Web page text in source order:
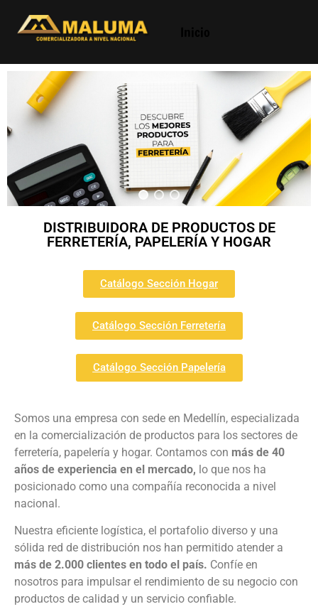
DISTRIBUIDORA DE PRODUCTOS DE
FERRETERÍA, PAPELERÍA Y HOGAR
Catálogo Sección Hogar
Catálogo Sección Ferretería
Catálogo Sección Papelería
Somos una empresa con sede en Medellín, especializada
en la comercialización de productos para los sectores de
ferretería, papelería y hogar. Contamos con más de 40
años de experiencia en el mercado, lo que nos ha
posicionado como una compañía reconocida a nivel
nacional.
Nuestra eficiente logística, el portafolio diverso y una
sólida red de distribución nos han permitido atender a
más de 2.000 clientes en todo el país. Confíe en
nosotros para impulsar el rendimiento de su negocio con
productos de calidad y un servicio confiable.